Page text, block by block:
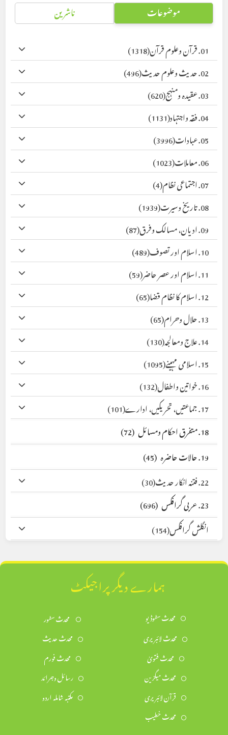
موضوعات ناشرین
01. قرآن وعلوم قرآن
(1318)
02. حدیث وعلوم حدیث
(496)
03. عقیدہ ومنہج
(620)
04. فقہ واجتہاد
(1131)
05. عبادات
(3996)
06. معاملات
(1023)
07. اجتماعی نظام
(4)
08. تاریخ وسیرت
(1939)
09. ادیان، مسالک وفرق
(87)
10. اسلام اور تصوف
(489)
11. اسلام اور عصر حاضر
(59)
12. اسلام کا نظام قضا
(65)
13. حلال وحرام
(65)
14. علاج ومعالجہ
(130)
15. اسلامی مہینے
(1095)
16. خواتین واطفال
(132)
17. جماعتیں، تحریکیں، ادارے
(101)
18. متفرق احکام ومسائل
(72)
19. حالات حاضرہ
(45)
22. فتنہ انکار حدیث
(30)
23. عربی گرافکس
(696)
انگلش گرافکس(154)
ہمارے دیگر پراجیکٹ
محدث سٹوڈیو
محدث سٹور
محدث لائبریری
محدث حدیث
محدث فتویٰ
محدث فورم
محدث میگزین
رسائل وجرائد
قرآن لائبریری
مکتبہ شاملہ اردو
محدث خطیب